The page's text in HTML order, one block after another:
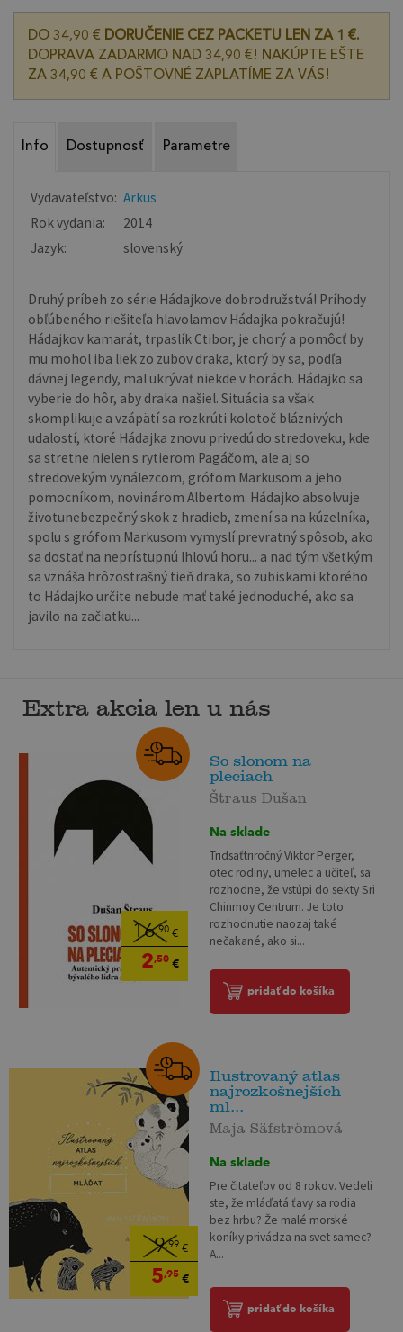
DO 34,90 € DORUČENIE CEZ PACKETU LEN ZA 1 €.
DOPRAVA ZADARMO NAD 34,90 €! NAKÚPTE EŠTE
ZA 34,90 € A POŠTOVNÉ ZAPLATÍME ZA VÁS!
Info Dostupnosť Parametre
Vydavateľstvo: Arkus
Rok vydania:
2014
Jazyk:
slovenský
Druhý príbeh zo série Hádajkove dobrodružstvá! Príhody
obľúbeného riešiteľa hlavolamov Hádajka pokračujú!
Hádajkov kamarát, trpaslík Ctibor, je chorý a pomôcť by
mu mohol iba liek zo zubov draka, ktorý by sa, podľa
dávnej legendy, mal ukrývať niekde v horách. Hádajko sa
vyberie do hôr, aby draka našiel. Situácia sa však
skomplikuje a vzápätí sa rozkrúti kolotoč bláznivých
udalostí, ktoré Hádajka znovu privedú do stredoveku, kde
sa stretne nielen s rytierom Pagáčom, ale aj so
stredovekým vynálezcom, grófom Markusom a jeho
pomocníkom, novinárom Albertom. Hádajko absolvuje
životunebezpečný skok z hradieb, zmení sa na kúzelníka,
spolu s grófom Markusom vymyslí prevratný spôsob, ako
sa dostať na neprístupnú Ihlovú horu... a nad tým všetkým
sa vznáša hrôzostrašný tieň draka, so zubiskami ktorého
to Hádajko určite nebude mať také jednoduché, ako sa
javilo na začiatku...
Extra akcia len u nás
16,90€
2,50€
So slonom na
pleciach
Štraus Dušan
Na sklade
Tridsaťtriročný Viktor Perger,
otec rodiny, umelec a učiteľ, sa
rozhodne, že vstúpi do sekty Sri
Chinmoy Centrum. Je toto
rozhodnutie naozaj také
nečakané, ako si...
pridať do košíka
9,99 €
5,95€
Ilustrovaný atlas
najrozkošnejších
ml...
Maja Säfströmová
Na sklade
Pre čitateľov od 8 rokov. Vedeli
ste, že mláďatá ťavy sa rodia
bez hrbu? Že malé morské
koníky privádza na svet samec?
A...
pridať do košíka